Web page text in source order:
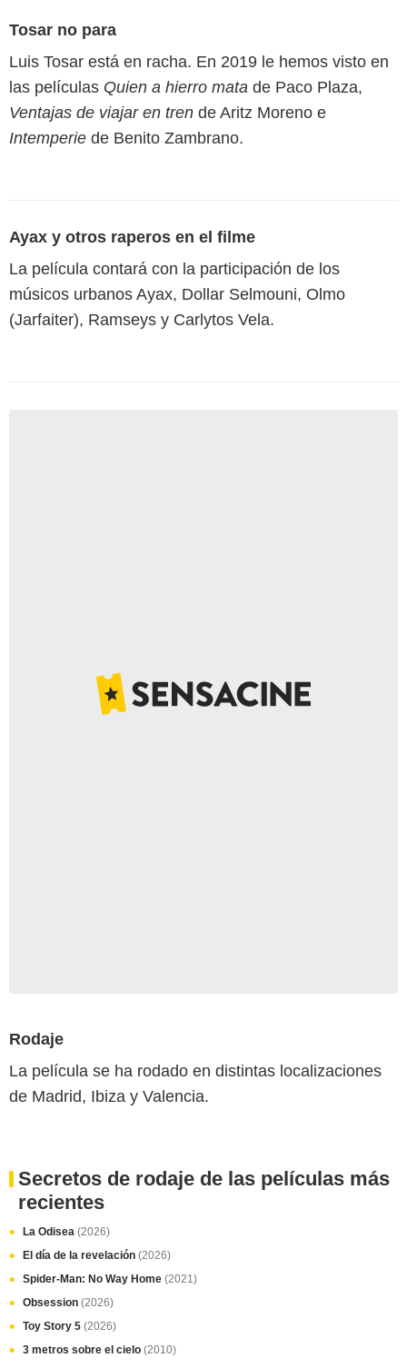
Tosar no para
Luis Tosar está en racha. En 2019 le hemos visto en
las películas Quien a hierro mata de Paco Plaza,
Ventajas de viajar en tren de Aritz Moreno e
Intemperie de Benito Zambrano.
Ayax y otros raperos en el filme
La película contará con la participación de los
músicos urbanos Ayax, Dollar Selmouni, Olmo
(Jarfaiter), Ramseys y Carlytos Vela.
Rodaje
La película se ha rodado en distintas localizaciones
de Madrid, Ibiza y Valencia.
Secretos de rodaje de las películas más
recientes
La Odisea (2026)
El día de la revelación (2026)
Spider-Man: No Way Home (2021)
Obsession (2026)
Toy Story 5 (2026)
3 metros sobre el cielo (2010)